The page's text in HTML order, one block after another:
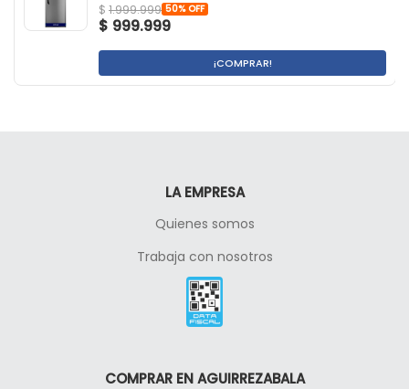
$ 1.999.999 50% OFF
$ 999.999
¡COMPRAR!
LA EMPRESA
Quienes somos
Trabaja con nosotros
COMPRAR EN AGUIRREZABALA